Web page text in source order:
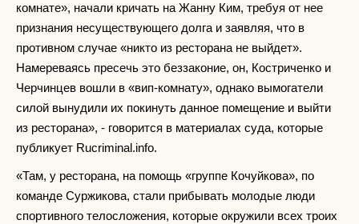
комнате», начали кричать на Жанну Ким, требуя от нее
признания несуществующего долга и заявляя, что в
противном случае «никто из ресторана не выйдет».
Намереваясь пресечь это беззаконие, он, Костриченко и
Черчинцев вошли в «вип-комнату», однако вымогатели
силой вынудили их покинуть данное помещение и выйти
из ресторана», - говорится в материалах суда, которые
публикует Rucriminal.info.
«Там, у ресторана, на помощь «группе Кочуйкова», по
команде Суржикова, стали прибывать молодые люди
спортивного телосложения, которые окружили всех троих